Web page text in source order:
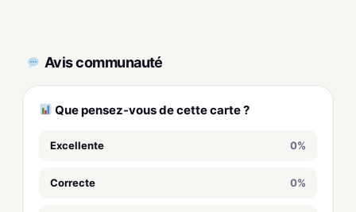
Avis communauté
Que pensez-vous de cette carte ?
Excellente 0%
Correcte 0%